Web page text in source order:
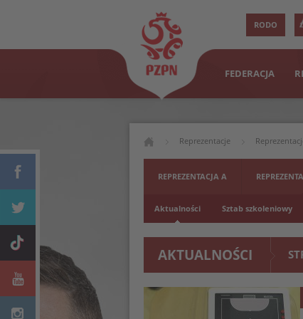
RODO
FEDERACJA
Reprezentacje
REPREZENTACJA A
Aktualności Sztab szkoleniowy
AKTUALNOŚCI